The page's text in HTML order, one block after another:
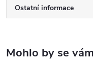
Ostatní informace